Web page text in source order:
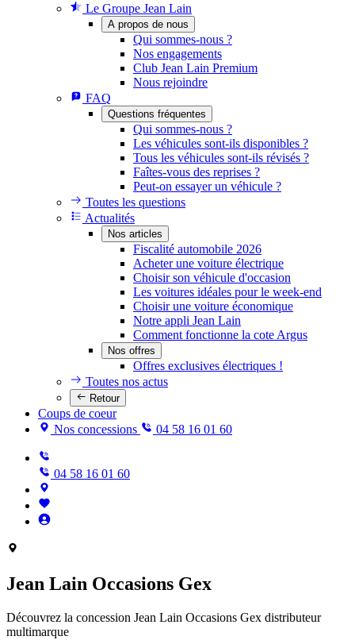
Le Groupe Jean Lain
A propos de nous
Qui sommes-nous ?
Nos engagements
Club Jean Lain Premium
Nous rejoindre
FAQ
Questions fréquentes
Qui sommes-nous ?
Les véhicules sont-ils disponibles ?
Tous les véhicules sont-ils révisés ?
Faîtes-vous des reprises ?
Peut-on essayer un véhicule ?
Toutes les questions
Actualités
Nos articles
Fiscalité automobile 2026
Acheter une voiture électrique
Choisir son véhicule d'occasion
Les voitures idéales pour le week-end
Choisir une voiture économique
Notre appli Jean Lain
Comment fonctionne la cote Argus
Nos offres
Offres exclusives électriques !
Toutes nos actus
Retour
Coups de coeur
Nos concessions
04 58 16 01 60
04 58 16 01 60
Jean Lain Occasions Gex
Découvrez la concession Jean Lain Occasions Gex distributeur
multimarque